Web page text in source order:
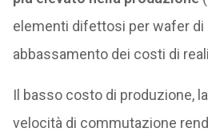
elementi difettosi per wafer di
abbassamento dei costi di
Il basso costo di produzione,
velocità di commutazione